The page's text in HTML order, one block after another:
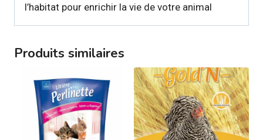
l’habitat pour enrichir la vie de votre animal
Produits similaires